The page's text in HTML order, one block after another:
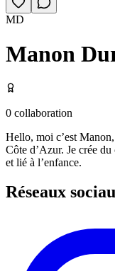
MD
Manon
0 collaboration
Hello, moi c’est
Côte d’Azur. Je crée
et lié à l’enfance.
Réseaux